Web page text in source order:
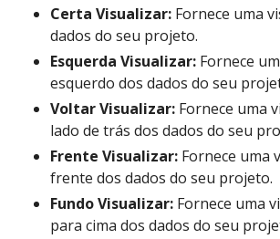
Certa Visualizar: Fornece uma
dados do seu projeto.
Esquerda Visualizar: Fornece
esquerdo dos dados do seu
Voltar Visualizar: Fornece uma
lado de trás dos dados do seu
Frente Visualizar: Fornece uma
frente dos dados do seu projeto.
Fundo Visualizar: Fornece uma
para cima dos dados do seu